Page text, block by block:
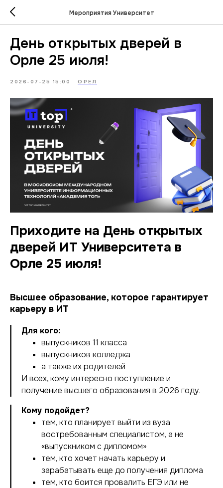
Мероприятия Университет
День открытых дверей в
Орле 25 июля!
2026-07-25 15:00 ОРЕЛ
Приходите на День открытых
дверей ИТ Университета в
Орле 25 июля!
Высшее образование, которое гарантирует
карьеру в ИТ
Для кого:
выпускников 11 класса
выпускников колледжа
а также их родителей
И всех, кому интересно поступление и
получение высшего образования в 2026 году.
Кому подойдет?
тем, кто планирует выйти из вуза
востребованным специалистом, а не
«выпускником с дипломом»
тем, кто хочет начать карьеру и
зарабатывать еще до получения диплома
тем, кто боится провалить ЕГЭ или не